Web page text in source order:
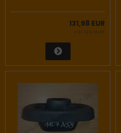
131,98 EUR
inkl. 19 % MwSt.